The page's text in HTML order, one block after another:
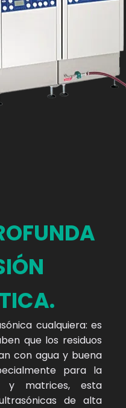
cualquiera: es
que los residuos
con agua y buena
para la
y matrices, esta
de alta